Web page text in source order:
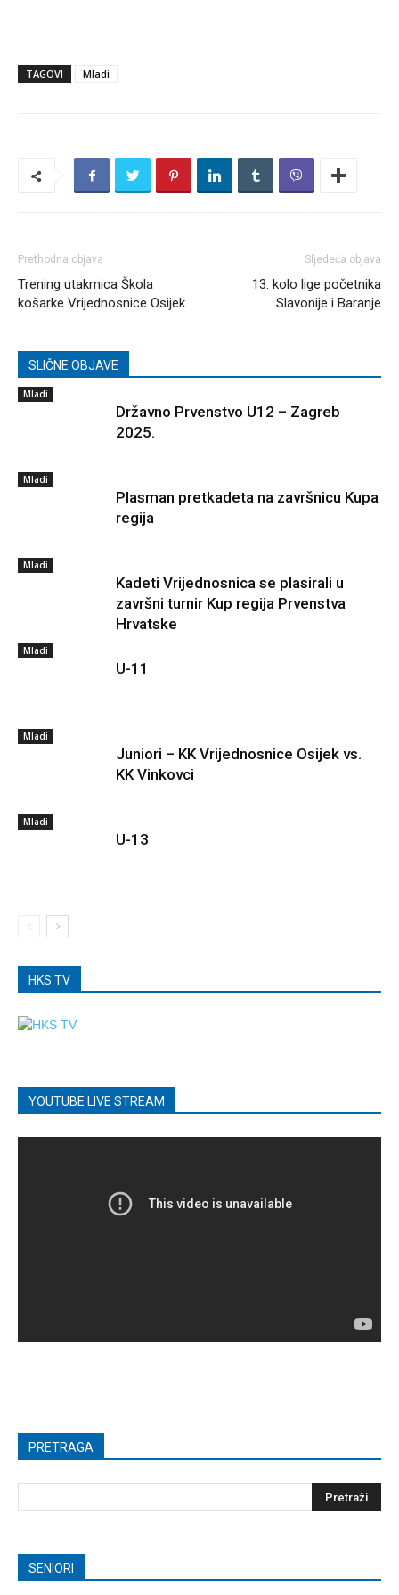
TAGOVI Mladi
Prethodna objava
Trening utakmica Škola
košarke Vrijednosnice Osijek
Sljedeća objava
13. kolo lige početnika
Slavonije i Baranje
SLIČNE OBJAVE
Mladi
Državno Prvenstvo U12 – Zagreb
2025.
Mladi
Plasman pretkadeta na završnicu Kupa
regija
Mladi
Kadeti Vrijednosnica se plasirali u
završni turnir Kup regija Prvenstva
Hrvatske
Mladi
U-11
Mladi
Juniori – KK Vrijednosnice Osijek vs.
KK Vinkovci
Mladi
U-13
HKS TV
YOUTUBE LIVE STREAM
PRETRAGA
SENIORI